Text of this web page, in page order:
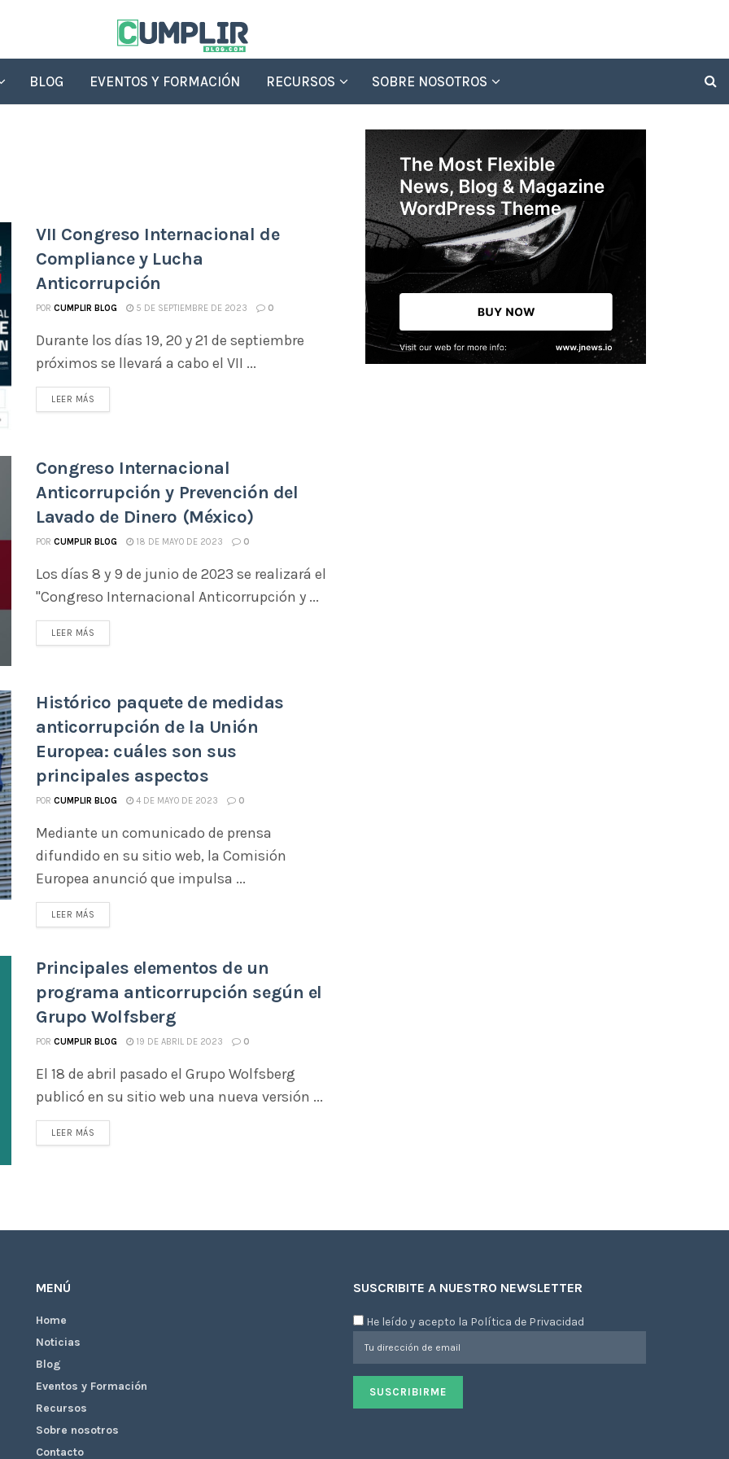
BLOG EVENTOS Y FORMACIÓN RECURSOS SOBRE NOSOTROS
VII Congreso Internacional de
Compliance y Lucha
Anticorrupción
POR CUMPLIR BLOG 5 DE SEPTIEMBRE DE 2023 0
Durante los días 19, 20 y 21 de septiembre
próximos se llevará a cabo el VII ...
LEER MÁS
Congreso Internacional
Anticorrupción y Prevención del
Lavado de Dinero (México)
POR CUMPLIR BLOG 18 DE MAYO DE 2023 0
Los días 8 y 9 de junio de 2023 se realizará el
"Congreso Internacional Anticorrupción y ...
LEER MÁS
Histórico paquete de medidas
anticorrupción de la Unión
Europea: cuáles son sus
principales aspectos
POR CUMPLIR BLOG 4 DE MAYO DE 2023 0
Mediante un comunicado de prensa
difundido en su sitio web, la Comisión
Europea anunció que impulsa ...
LEER MÁS
Principales elementos de un
programa anticorrupción según el
Grupo Wolfsberg
POR CUMPLIR BLOG 19 DE ABRIL DE 2023 0
El 18 de abril pasado el Grupo Wolfsberg
publicó en su sitio web una nueva versión ...
LEER MÁS
MENÚ
Home
Noticias
Blog
Eventos y Formación
Recursos
Sobre nosotros
Contacto
SUSCRIBITE A NUESTRO NEWSLETTER
He leído y acepto la Política de Privacidad